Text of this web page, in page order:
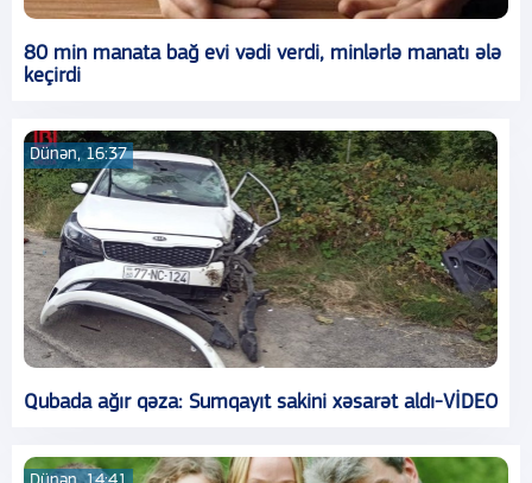
80 min manata bağ evi vədi verdi, minlərlə manatı ələ
keçirdi
Dünən, 16:37
Qubada ağır qəza: Sumqayıt sakini xəsarət aldı-VİDEO